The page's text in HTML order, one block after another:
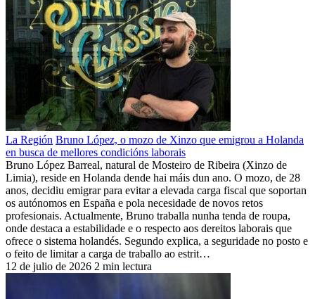
La Región Bruno López, o mozo de Xinzo que emigrou a Holanda
en busca de mellores condicións laborais
Bruno López Barreal, natural de Mosteiro de Ribeira (Xinzo de
Limia), reside en Holanda dende hai máis dun ano. O mozo, de 28
anos, decidiu emigrar para evitar a elevada carga fiscal que soportan
os autónomos en España e pola necesidade de novos retos
profesionais. Actualmente, Bruno traballa nunha tenda de roupa,
onde destaca a estabilidade e o respecto aos dereitos laborais que
ofrece o sistema holandés. Segundo explica, a seguridade no posto e
o feito de limitar a carga de traballo ao estrit…
12 de julio de 2026 2 min lectura